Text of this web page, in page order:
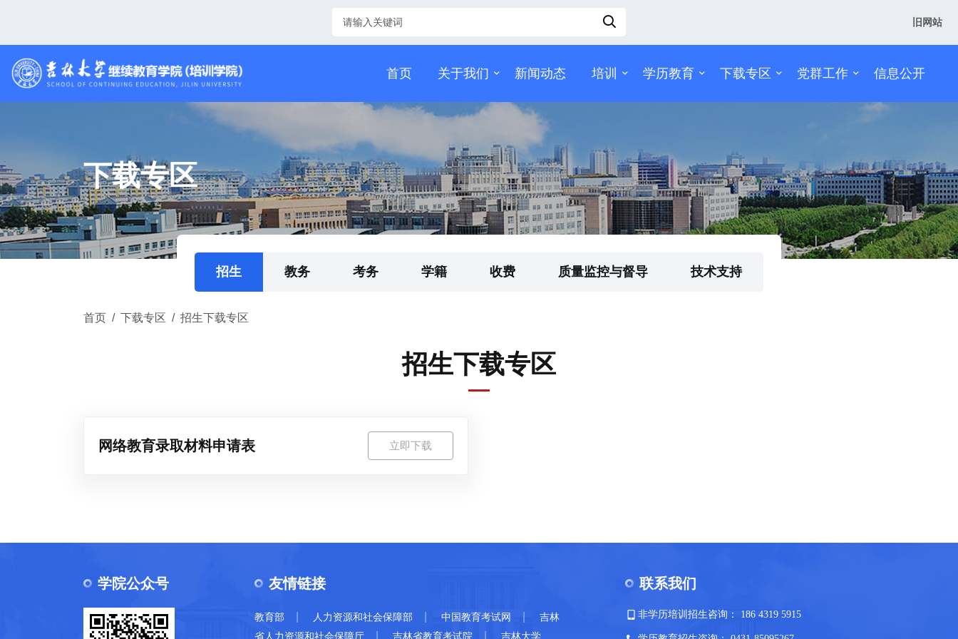
旧网站
首页 关于我们 新闻动态 培训 学历教育 下载专区 党群工作 信息公开
下载专区
招生 教务 考务 学籍 收费 质量监控与督导 技术支持
首页 / 下载专区 / 招生下载专区
招生下载专区
网络教育录取材料申请表 立即下载
学院公众号 友情链接
教育部 人力资源和社会保障部 中国教育考试网
吉林
省人力资源和社会保障厅
吉林省教育考试院 吉林大学
联系我们
非学历培训招生咨询： 186 4319 5915